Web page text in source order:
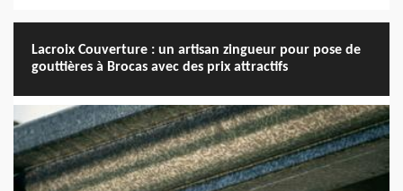
Lacroix Couverture : un artisan zingueur pour pose de
gouttières à Brocas avec des prix attractifs